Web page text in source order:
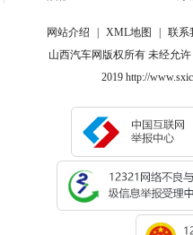
网站介绍 XML地图 联系
山西汽车网版权所有 未经允
2019 http://